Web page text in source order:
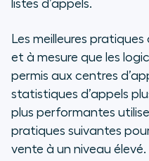
listes d’appels.
Les meilleures
et à mesure que les
permis aux centres
statistiques d’appels
plus performantes
pratiques suivantes
vente à un niveau élevé.